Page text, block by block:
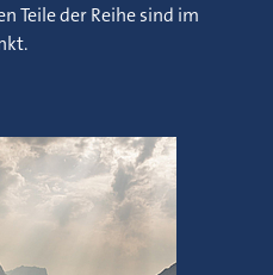
Teile der Reihe sind im